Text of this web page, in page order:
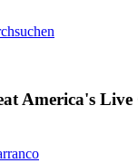
America's